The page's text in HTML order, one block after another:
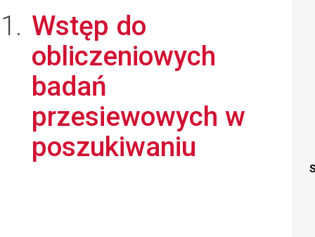
Wstęp do
obliczeniowych
badań
przesiewowych w
poszukiwaniu